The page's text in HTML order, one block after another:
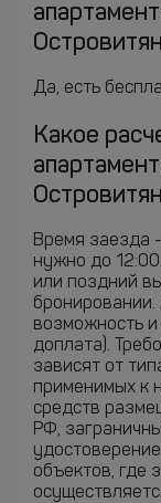
Да, есть
Какое
Время заезда
нужно до
или поздний
возможность
доплата).
зависят от
применимых к
средств
РФ,
объектов, где